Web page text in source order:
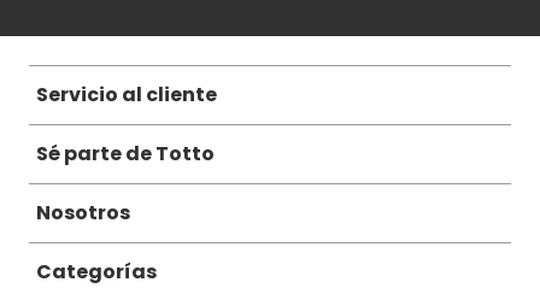
Servicio al cliente
Sé parte de Totto
Nosotros
Categorías